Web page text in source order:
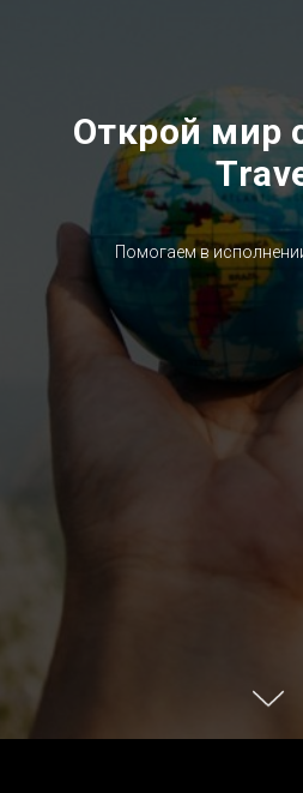
Открой мир
Помогаем в